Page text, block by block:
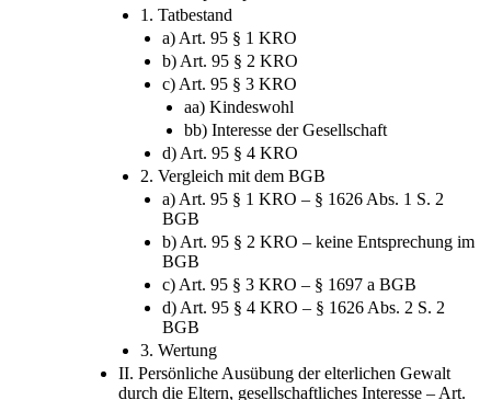
I. Personen- und Vermögenssorge, Erziehungsrecht,
Kindeswohlprinzip – Art. 95 KRO
1. Tatbestand
a) Art. 95 § 1 KRO
b) Art. 95 § 2 KRO
c) Art. 95 § 3 KRO
aa) Kindeswohl
bb) Interesse der Gesellschaft
d) Art. 95 § 4 KRO
2. Vergleich mit dem BGB
a) Art. 95 § 1 KRO – § 1626 Abs. 1 S. 2
BGB
b) Art. 95 § 2 KRO – keine Entsprechung im
BGB
c) Art. 95 § 3 KRO – § 1697 a BGB
d) Art. 95 § 4 KRO – § 1626 Abs. 2 S. 2
BGB
3. Wertung